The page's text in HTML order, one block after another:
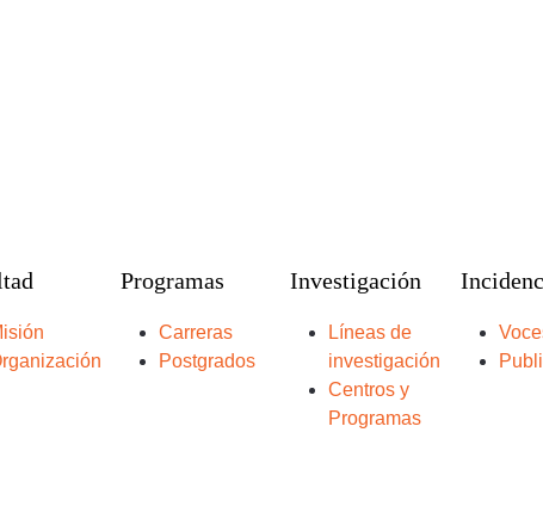
Programas
Carreras
Postgrados
Investigación
Líneas de
investigación
Centros y
Programas